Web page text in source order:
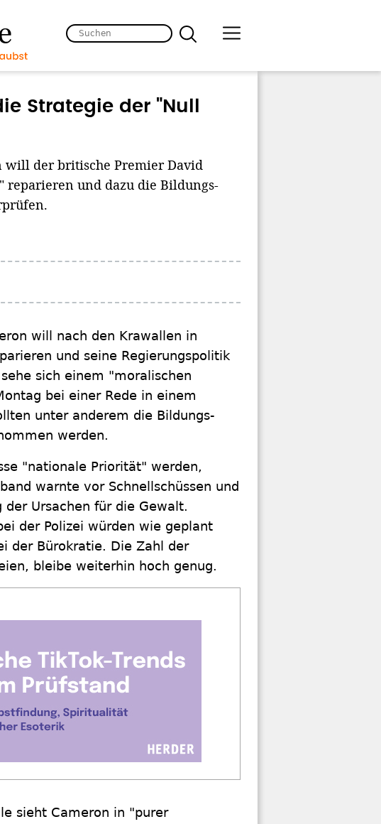
Strategie der "Null
will der britische Premier David
reparieren und dazu die Bildungs-
will nach den Krawallen in
und seine Regierungspolitik
sich einem "moralischen
bei einer Rede in einem
unter anderem die Bildungs-
werden.
"nationale Priorität" werden,
warnte vor Schnellschüssen und
Ursachen für die Gewalt.
der Polizei würden wie geplant
der Bürokratie. Die Zahl der
bleibe weiterhin hoch genug.
sieht Cameron in "purer